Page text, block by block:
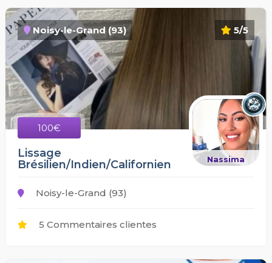
5/5
Noisy-le-Grand (93)
100€
Nassima
Lissage
Brésilien/Indien/Californien
Noisy-le-Grand (93)
5 Commentaires clientes